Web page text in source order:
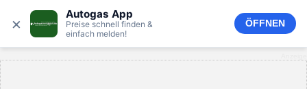
× Autogas App
Preise schnell finden &
einfach melden!
ÖFFNEN